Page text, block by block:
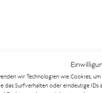
wir Technologien wie Cookies,
das Surfverhalten oder eindeutige